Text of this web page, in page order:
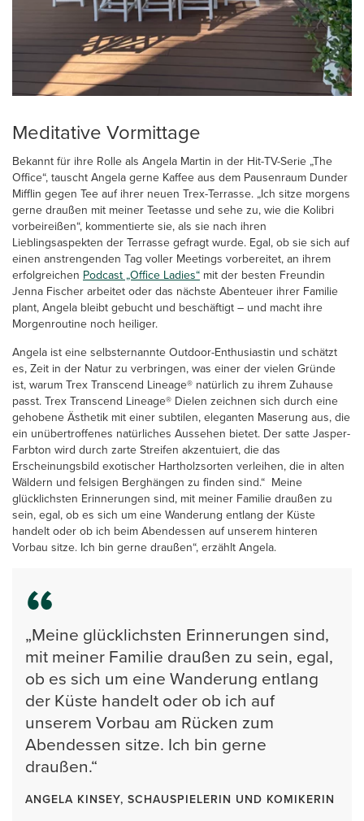
Meditative Vormittage
Bekannt für ihre Rolle als Angela Martin in der Hit-TV-Serie „The
Office“, tauscht Angela gerne Kaffee aus dem Pausenraum Dunder
Mifflin gegen Tee auf ihrer neuen Trex-Terrasse. „Ich sitze morgens
gerne draußen mit meiner Teetasse und sehe zu, wie die Kolibri
vorbeireißen“, kommentierte sie, als sie nach ihren
Lieblingsaspekten der Terrasse gefragt wurde. Egal, ob sie sich auf
einen anstrengenden Tag voller Meetings vorbereitet, an ihrem
erfolgreichen Podcast „Office Ladies“ mit der besten Freundin
Jenna Fischer arbeitet oder das nächste Abenteuer ihrer Familie
plant, Angela bleibt gebucht und beschäftigt – und macht ihre
Morgenroutine noch heiliger.
Angela ist eine selbsternannte Outdoor-Enthusiastin und schätzt
es, Zeit in der Natur zu verbringen, was einer der vielen Gründe
ist, warum Trex Transcend Lineage® natürlich zu ihrem Zuhause
passt. Trex Transcend Lineage® Dielen zeichnen sich durch eine
gehobene Ästhetik mit einer subtilen, eleganten Maserung aus, die
ein unübertroffenes natürliches Aussehen bietet. Der satte Jasper-
Farbton wird durch zarte Streifen akzentuiert, die das
Erscheinungsbild exotischer Hartholzsorten verleihen, die in alten
Wäldern und felsigen Berghängen zu finden sind.“ Meine
glücklichsten Erinnerungen sind, mit meiner Familie draußen zu
sein, egal, ob es sich um eine Wanderung entlang der Küste
handelt oder ob ich beim Abendessen auf unserem hinteren
Vorbau sitze. Ich bin gerne draußen“, erzählt Angela.
„Meine glücklichsten Erinnerungen sind,
mit meiner Familie draußen zu sein, egal,
ob es sich um eine Wanderung entlang
der Küste handelt oder ob ich auf
unserem Vorbau am Rücken zum
Abendessen sitze. Ich bin gerne
draußen.“
ANGELA KINSEY, SCHAUSPIELERIN UND KOMIKERIN